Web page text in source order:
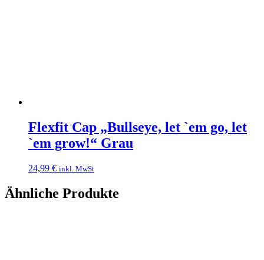
Flexfit Cap „Bullseye, let `em go, let
`em grow!“ Grau
24,99 € inkl. MwSt
Ähnliche Produkte